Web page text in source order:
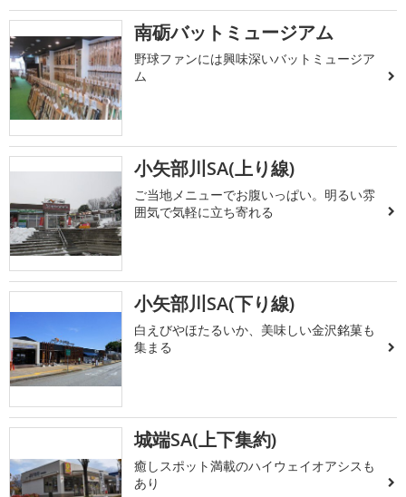
南砺バットミュージアム
野球ファンには興味深いバットミュージア
ム
小矢部川SA(上り線)
ご当地メニューでお腹いっぱい。明るい雰
囲気で気軽に立ち寄れる
小矢部川SA(下り線)
白えびやほたるいか、美味しい金沢銘菓も
集まる
城端SA(上下集約)
癒しスポット満載のハイウェイオアシスも
あり